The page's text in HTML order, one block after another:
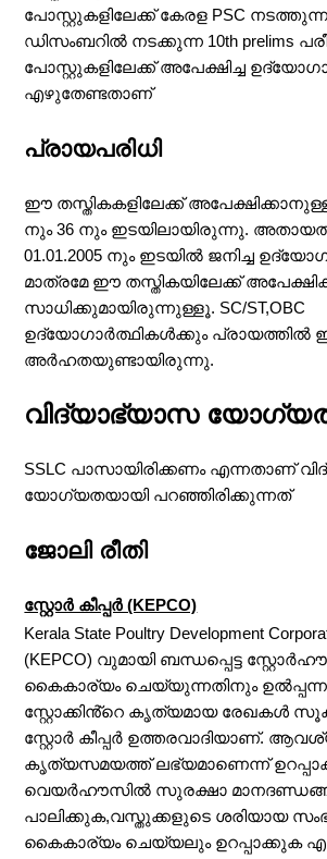
പോസ്റ്റുകളിലേക്ക് കേരള PSC
ഡിസംബറിൽ നടക്കുന്ന 10th prelims
പോസ്റ്റുകളിലേക്ക് അപേക്ഷിച്ച
എഴുതേണ്ടതാണ്
പ്രായപരിധി
ഈ തസ്തികകളിലേക്ക്
നും 36 നും ഇടയിലായിരുന്നു. അതായതു
01.01.2005 നും ഇടയിൽ ജനിച്ച
മാത്രമേ ഈ തസ്തികയിലേക്ക്
സാധിക്കുമായിരുന്നുള്ളൂ. SC/ST,OBC
ഉദ്യോഗാർത്ഥികൾക്കും പ്രായത്തിൽ
അർഹതയുണ്ടായിരുന്നു.
വിദ്യാഭ്യാസ
SSLC പാസായിരിക്കണം എന്നതാണ്
യോഗ്യതയായി പറഞ്ഞിരിക്കുന്നത്
ജോലി രീതി
സ്റ്റോർ കീപ്പർ (KEPCO)
Kerala State Poultry Development
(KEPCO) വുമായി ബന്ധപ്പെട്ട
കൈകാര്യം ചെയ്യുന്നതിനും
സ്റ്റോക്കിൻ്റെ കൃത്യമായ രേഖകൾ
സ്റ്റോർ കീപ്പർ ഉത്തരവാദിയാണ്.
കൃത്യസമയത്ത് ലഭ്യമാണെന്ന്
വെയർഹൗസിൽ സുരക്ഷാ
പാലിക്കുക,വസ്തുക്കളുടെ ശരിയായ
കൈകാര്യം ചെയ്യലും ഉറപ്പാക്കുക